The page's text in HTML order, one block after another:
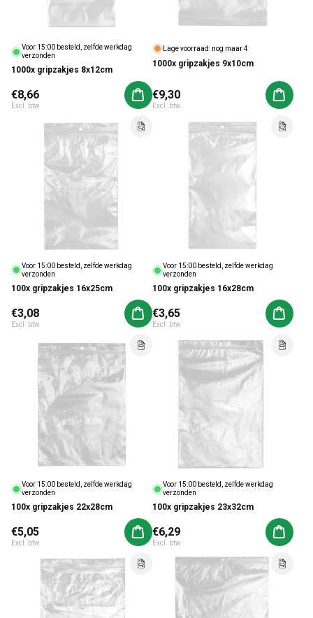
Voor 15:00 besteld, zelfde werkdag
verzonden
1000x gripzakjes 8x12cm
Normale prijs
€8,66
Excl. btw
Aan winkelwagen toevoegen
Lage voorraad: nog maar 4
1000x gripzakjes 9x10cm
Normale prijs
€9,30
Excl. btw
Aan
Voor 15:00 besteld, zelfde werkdag
verzonden
100x gripzakjes 16x25cm
Normale prijs
€3,08
Excl. btw
Aan winkelwagen toevoegen
Voor 15:00 besteld, zelfde werkdag
verzonden
100x gripzakjes 16x28cm
Normale prijs
€3,65
Excl. btw
Aan
Voor 15:00 besteld, zelfde werkdag
verzonden
100x gripzakjes 22x28cm
Normale prijs
€5,05
Excl. btw
Aan winkelwagen toevoegen
Voor 15:00 besteld, zelfde werkdag
verzonden
100x gripzakjes 23x32cm
Normale prijs
€6,29
Excl. btw
Aan